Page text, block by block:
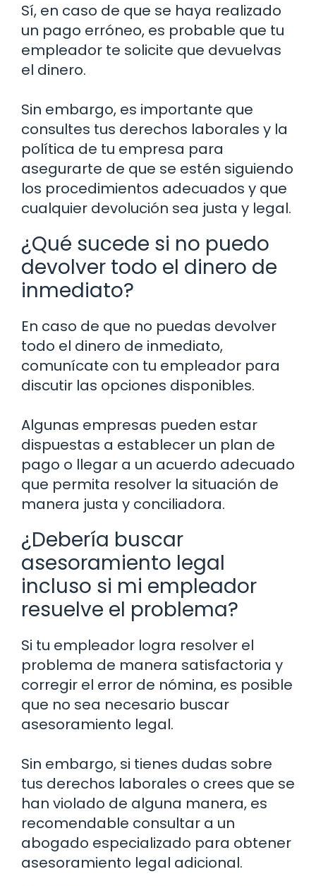
Sí, en caso de que se haya realizado
un pago erróneo, es probable que tu
empleador te solicite que devuelvas
el dinero.
Sin embargo, es importante que
consultes tus derechos laborales y la
política de tu empresa para
asegurarte de que se estén siguiendo
los procedimientos adecuados y que
cualquier devolución sea justa y legal.
¿Qué sucede si no puedo
devolver todo el dinero de
inmediato?
En caso de que no puedas devolver
todo el dinero de inmediato,
comunícate con tu empleador para
discutir las opciones disponibles.
Algunas empresas pueden estar
dispuestas a establecer un plan de
pago o llegar a un acuerdo adecuado
que permita resolver la situación de
manera justa y conciliadora.
¿Debería buscar
asesoramiento legal
incluso si mi empleador
resuelve el problema?
Si tu empleador logra resolver el
problema de manera satisfactoria y
corregir el error de nómina, es posible
que no sea necesario buscar
asesoramiento legal.
Sin embargo, si tienes dudas sobre
tus derechos laborales o crees que se
han violado de alguna manera, es
recomendable consultar a un
abogado especializado para obtener
asesoramiento legal adicional.